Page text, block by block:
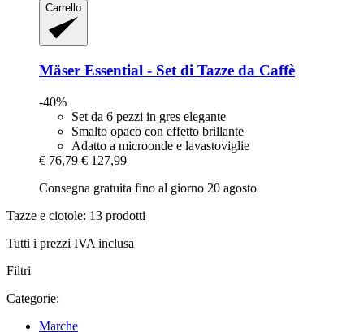
Carrello
Mäser Essential -​ Set di Tazze da Caffè
-40%
Set da 6 pezzi in gres elegante
Smalto opaco con effetto brillante
Adatto a microonde e lavastoviglie
€ 76,79 € 127,99
Consegna gratuita fino al giorno 20 agosto
Tazze e ciotole: 13 prodotti
Tutti i prezzi IVA inclusa
Filtri
Categorie:
Marche